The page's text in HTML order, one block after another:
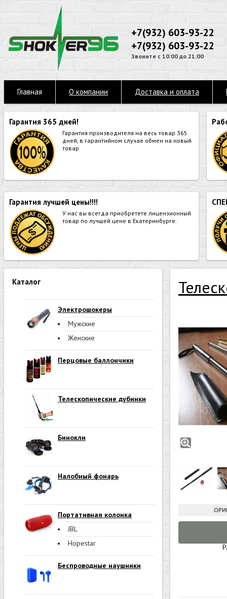
+7(932) 603-93-22
+7(932) 603-93-22
Звоните с 10:00 до 21:00
Главная О компании Доставка и оплата
Гарантия 365 дней!
Гарантия производителя на весь товар 365
дней, в гарантийном случае обмен на новый
товар
Гарантия лучшей цены!!!!
У нас вы всегда приобретете лицензионный
товар по лучшей цене в Екатеринбурге.
Каталог
Электрошокеры
Мужские
Женские
Перцовые баллончики
Телескопические дубинки
Бинокли
Налобный фонарь
Портативная колонка
JBL
Hopestar
Беспроводные наушники